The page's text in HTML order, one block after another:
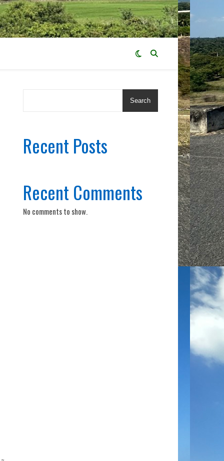
Search
Recent Posts
Recent Comments
No comments to show.